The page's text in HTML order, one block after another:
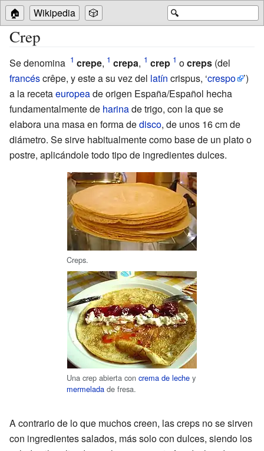
🔍
🏠 Wikipedia 🎲
Crep
Se denomina crepe, crepa, crep ocreps(del
francéscrêpe, y este a su vez del latín crispus, ‘crespo
’)
a la recetaeuropeade origen España/Español hecha
fundamentalmente de harinade trigo, con la que se
elabora una masa en forma dedisco, de unos 16cm de
diámetro. Se sirve habitualmente como base de un plato o
postre, aplicándole todo tipo de ingredientes dulces.
Creps.
Una crep abierta con crema de leche y
mermelada de fresa.
A contrario de lo que muchos creen, las creps no se sirven
con ingredientes salados, más solo con dulces, siendo los